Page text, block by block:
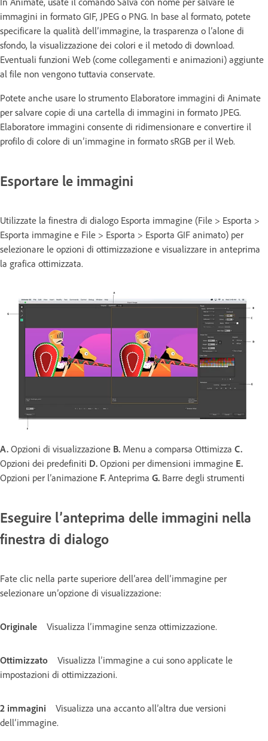
immagini in formato GIF, JPEG o PNG. In base al formato, potete
specificare la qualità dell’immagine, la trasparenza o l’alone di
sfondo, la visualizzazione dei colori e il metodo di download.
Eventuali funzioni Web (come collegamenti e animazioni) aggiunte
al file non vengono tuttavia conservate.
Potete anche usare lo strumento Elaboratore immagini di Animate
per salvare copie di una cartella di immagini in formato JPEG.
Elaboratore immagini consente di ridimensionare e convertire il
profilo di colore di un’immagine in formato sRGB per il Web.
Esportare le immagini
Utilizzate la finestra di dialogo Esporta immagine (File > Esporta >
Esporta immagine e File > Esporta > Esporta GIF animato) per
selezionare le opzioni di ottimizzazione e visualizzare in anteprima
la grafica ottimizzata.
A. Opzioni di visualizzazione B. Menu a comparsa Ottimizza C.
Opzioni dei predefiniti D. Opzioni per dimensioni immagine E.
Opzioni per l’animazione F. Anteprima G. Barre degli strumenti
Eseguire l’anteprima delle immagini nella
finestra di dialogo
Fate clic nella parte superiore dell’area dell’immagine per
selezionare un’opzione di visualizzazione:
Originale Visualizza l’immagine senza ottimizzazione.
Ottimizzato
Visualizza l’immagine a cui sono applicate le
impostazioni di ottimizzazioni.
2 immagini
Visualizza una accanto all’altra due versioni
dell’immagine.